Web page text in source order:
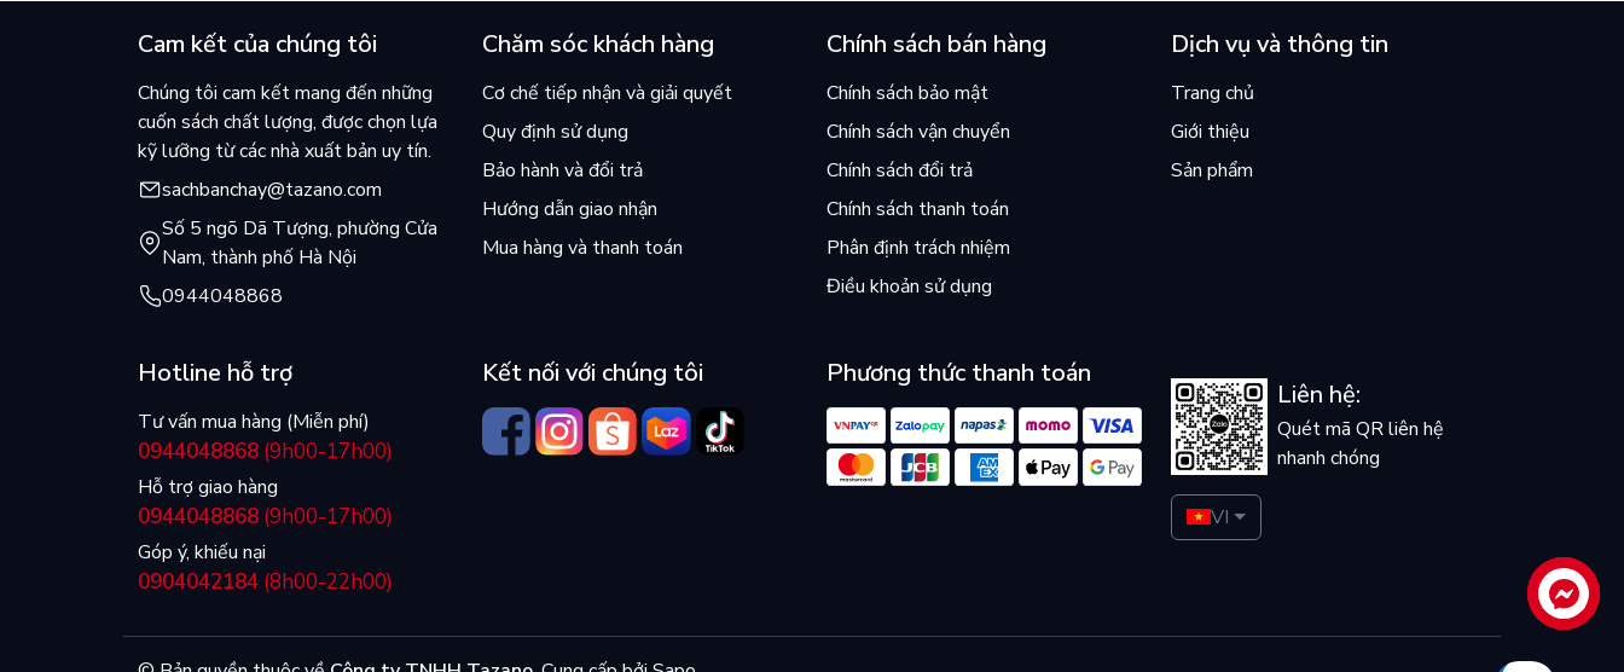
Cam kết của chúng tôi
Chúng tôi cam kết mang đến những
cuốn sách chất lượng, được chọn lựa
kỹ lưỡng từ các nhà xuất bản uy tín.
sachbanchay@tazano.com
Số 5 ngõ Dã Tượng, phường Cửa
Nam, thành phố Hà Nội
0944048868
Chăm sóc khách hàng
Cơ chế tiếp nhận và giải quyết
Quy định sử dụng
Bảo hành và đổi trả
Hướng dẫn giao nhận
Mua hàng và thanh toán
Chính sách bán hàng
Chính sách bảo mật
Chính sách vận chuyển
Chính sách đổi trả
Chính sách thanh toán
Phân định trách nhiệm
Điều khoản sử dụng
Dịch vụ và thông tin
Trang chủ
Giới thiệu
Sản phẩm
Hotline hỗ trợ
Tư vấn mua hàng (Miễn phí)
0944048868 (9h00-17h00)
Hỗ trợ giao hàng
0944048868 (9h00-17h00)
Góp ý, khiếu nại
0904042184 (8h00-22h00)
Kết nối với chúng tôi Phương thức thanh toán
Liên hệ:
Quét mã QR liên hệ
nhanh chóng
VI
Liên hệ